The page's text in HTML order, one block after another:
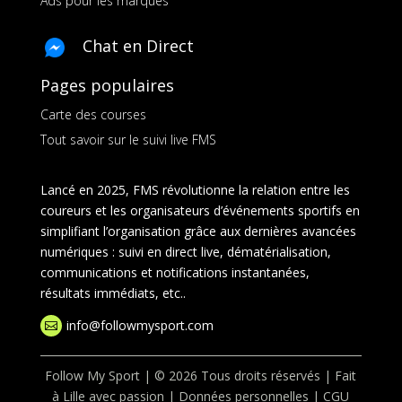
Chat en Direct
Pages populaires
Carte des courses
Tout savoir sur le suivi live FMS
Lancé en 2025, FMS révolutionne la relation entre les
coureurs et les organisateurs d’événements sportifs en
simplifiant l’organisation grâce aux dernières avancées
numériques : suivi en direct live, dématérialisation,
communications et notifications instantanées,
résultats immédiats, etc..
 info@followmysport.com
Follow My Sport | © 2026 Tous droits réservés | Fait
à Lille avec passion | Données personnelles |CGU